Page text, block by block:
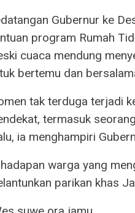
Gubernur ke
program Rumah
cuaca mendung
bertemu dan
tak terduga terjadi
termasuk
ia menghampiri
warga yang
parikan khas